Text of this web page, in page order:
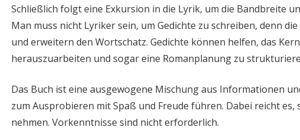
Schließlich folgt eine Exkursion in die Lyrik, um die Bandbreite
Man muss nicht Lyriker sein, um Gedichte zu schreiben, denn
und erweitern den Wortschatz. Gedichte können helfen, das
herauszuarbeiten und sogar eine Romanplanung zu
Das Buch ist eine ausgewogene Mischung aus Informationen
zum Ausprobieren mit Spaß und Freude führen. Dabei reicht
nehmen. Vorkenntnisse sind nicht erforderlich.